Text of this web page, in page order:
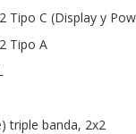
Tipo C (Display y
Tipo A
triple banda, 2x2